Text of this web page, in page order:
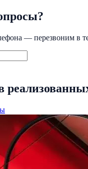
— перезвоним в